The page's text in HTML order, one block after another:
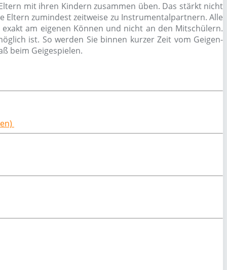
mit ihren Kindern zusammen üben. Das stärkt nicht
zumindest zeitweise zu Instrumentalpartnern. Alle
am eigenen Können und nicht an den Mitschülern.
ist. So werden Sie binnen kurzer Zeit vom Geigen-
beim Geigespielen.